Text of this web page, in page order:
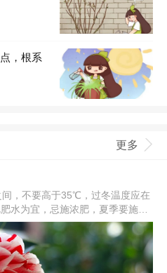
，根系
更多
，不要高于35℃，过冬温度应在
水为宜，忌施浓肥，夏季要施加
维持湿润状，夏季勤浇水，并多
密枝、干枯枝等，并养殖1-2年